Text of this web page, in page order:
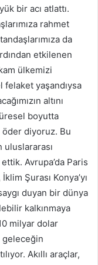
bir acı atlattı.
rahmet
da
etkilenen
ülkemizi
yaşandıysa
altını
boyutta
öder diyoruz. Bu
uluslararası
Avrupa’da Paris
Şurası Konya’yı
duyan bir dünya
kalkınmaya
milyar dolar
geleceğin
Akıllı araçlar,